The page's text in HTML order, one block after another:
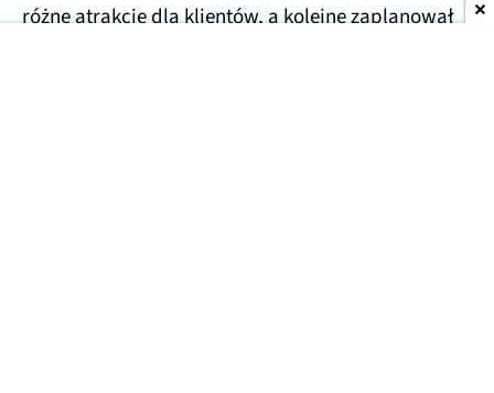
różne atrakcje dla klientów, a kolejne zaplanował